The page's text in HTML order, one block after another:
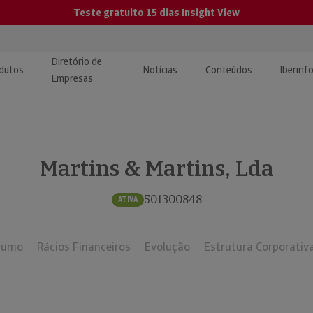
Teste gratuito 15 dias Insight View
e Monitorização de
Diretório de
Empresas
Notícias Conteúdos
| Estudos e
Martins & Martins, Lda
ATIVA 501300848
Rácios Financeiros Evolução Estrutura Corporativa